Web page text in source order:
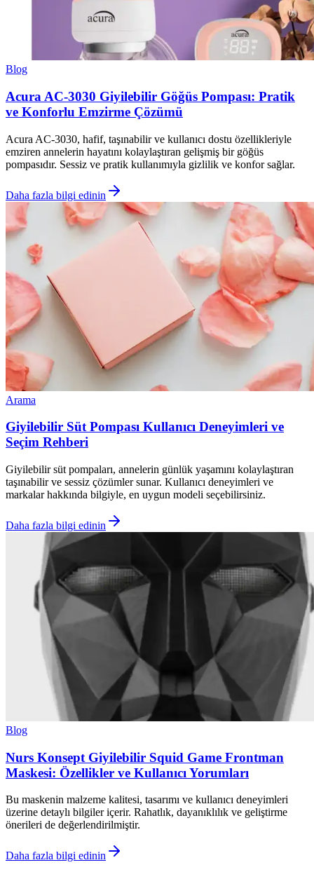
Blog
Acura AC-3030 Giyilebilir Göğüs Pompası: Pratik
ve Konforlu Emzirme Çözümü
Acura AC-3030, hafif, taşınabilir ve kullanıcı dostu özellikleriyle
emziren annelerin hayatını kolaylaştıran gelişmiş bir göğüs
pompasıdır. Sessiz ve pratik kullanımıyla gizlilik ve konfor sağlar.
Daha fazla bilgi edinin
Arama
Giyilebilir Süt Pompası Kullanıcı Deneyimleri ve
Seçim Rehberi
Giyilebilir süt pompaları, annelerin günlük yaşamını kolaylaştıran
taşınabilir ve sessiz çözümler sunar. Kullanıcı deneyimleri ve
markalar hakkında bilgiyle, en uygun modeli seçebilirsiniz.
Daha fazla bilgi edinin
Blog
Nurs Konsept Giyilebilir Squid Game Frontman
Maskesi: Özellikler ve Kullanıcı Yorumları
Bu maskenin malzeme kalitesi, tasarımı ve kullanıcı deneyimleri
üzerine detaylı bilgiler içerir. Rahatlık, dayanıklılık ve geliştirme
önerileri de değerlendirilmiştir.
Daha fazla bilgi edinin